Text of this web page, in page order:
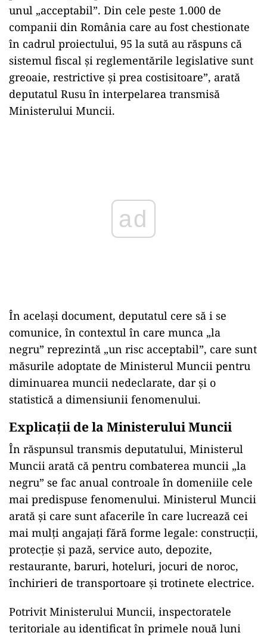
unul „acceptabil”. Din cele peste 1.000 de
companii din România care au fost chestionate
în cadrul proiectului, 95 la sută au răspuns că
sistemul fiscal şi reglementările legislative sunt
greoaie, restrictive şi prea costisitoare”, arată
deputatul Rusu în interpelarea transmisă
Ministerului Muncii.
În același document, deputatul cere să i se
comunice, în contextul în care munca „la
negru” reprezintă „un risc acceptabil”, care sunt
măsurile adoptate de Ministerul Muncii pentru
diminuarea muncii nedeclarate, dar și o
statistică a dimensiunii fenomenului.
Explicații de la Ministerului Muncii
În răspunsul transmis deputatului, Ministerul
Muncii arată că pentru combaterea muncii „la
negru” se fac anual controale în domeniile cele
mai predispuse fenomenului. Ministerul Muncii
arată și care sunt afacerile în care lucrează cei
mai mulți angajați fără forme legale: construcții,
protecție și pază, service auto, depozite,
restaurante, baruri, hoteluri, jocuri de noroc,
închirieri de transportoare și trotinete electrice.
Potrivit Ministerului Muncii, inspectoratele
teritoriale au identificat în primele nouă luni